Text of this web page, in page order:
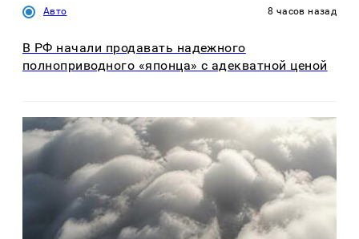
Авто 8 часов назад
В РФ начали продавать надежного
полноприводного «японца» с адекватной ценой